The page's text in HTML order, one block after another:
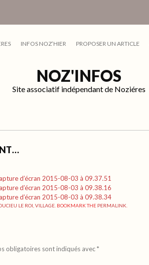
INFOS NOZ’HIER PROPOSER UN ARTICLE
NOZ'INFOS
Site associatif indépendant de Noziéres
LE ROI VILLAGE . BOOKMARK THE PERMALINK
obligatoires sont indiqués avec*